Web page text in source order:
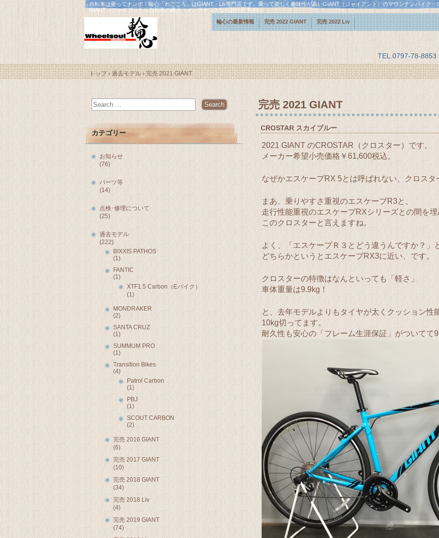
自転車は乗ってナンボ！輪心「わごころ」はGIANT・Liv専門店です。乗って楽しく趣味性が高いGIANT（ジャイアント）のマウンテンバイク
GIANT（ジャイアント）自転車の購入・メンテナンスならお任せ下さい
TEL. 0797-78-8853
輪心の最新情報 完売 2022 GIANT 完売 2022 Liv
トップ › 過去モデル › 完売 2021 GIANT
完売 2021 GIANT
CROSTAR スカイブルー
2021 GIANT のCROSTAR（クロスター）です。
メーカー希望小売価格￥61,600税込。
なぜかエスケープRX 5とは呼ばれない、クロスタ
まあ、乗りやすさ重視のエスケープR3と、
走行性能重視のエスケープRXシリーズとの間を
このクロスターと言えますね。
よく、「エスケープＲ３とどう違うんですか？」
どちらかというとエスケープRX3に近い、です。
クロスターの特徴はなんといっても「軽さ」
車体重量は9.9kg！
と、去年モデルよりもタイヤが太くクッション性
10kg切ってます。
耐久性も安心の「フレーム生涯保証」がついてて
カテゴリー
お知らせ
(76)
パーツ等
(14)
点検･修理について
(25)
過去モデル
(222)
BIXXIS PATHOS
(1)
FANTIC
(1)
XTF1.5 Carbon（Eバイク）
(1)
MONDRAKER
(2)
SANTA CRUZ
(1)
SUMMUM PRO
(1)
Transition Bikes
(4)
Patrol Carbon
(1)
PBJ
(1)
SCOUT CARBON
(2)
完売 2016 GIANT
(6)
完売 2017 GIANT
(10)
完売 2018 GIANT
(34)
完売 2018 Liv
(4)
完売 2019 GIANT
(74)